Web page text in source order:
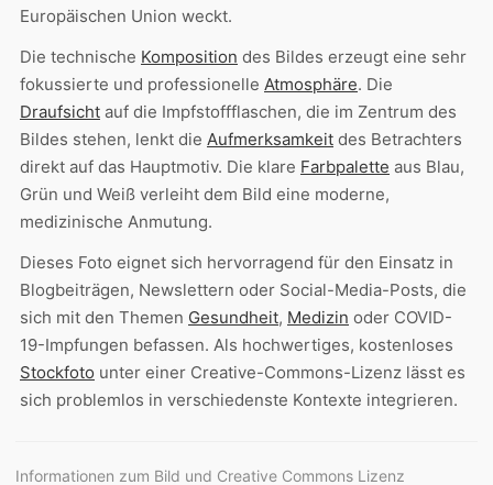
Europäischen Union weckt.
Die technische Komposition des Bildes erzeugt eine sehr
fokussierte und professionelle Atmosphäre. Die
Draufsicht auf die Impfstoffflaschen, die im Zentrum des
Bildes stehen, lenkt die Aufmerksamkeit des Betrachters
direkt auf das Hauptmotiv. Die klare Farbpalette aus Blau,
Grün und Weiß verleiht dem Bild eine moderne,
medizinische Anmutung.
Dieses Foto eignet sich hervorragend für den Einsatz in
Blogbeiträgen, Newslettern oder Social-Media-Posts, die
sich mit den Themen Gesundheit, Medizin oder COVID-
19-Impfungen befassen. Als hochwertiges, kostenloses
Stockfoto unter einer Creative-Commons-Lizenz lässt es
sich problemlos in verschiedenste Kontexte integrieren.
Informationen zum Bild und Creative Commons Lizenz